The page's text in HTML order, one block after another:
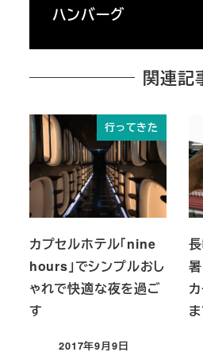
ハンバーグ
関連記
行ってきた
カプセルホテル「nine
hours」でシンプルおし
ゃれで快適な夜を過ご
す
2017年9月9日